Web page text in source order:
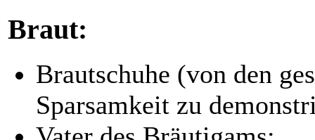
Braut:
Brautschuhe (von den
Sparsamkeit zu